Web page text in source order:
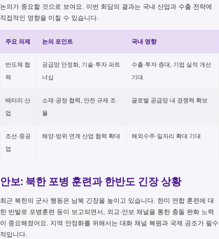
논의가 중요할 것으로 보여요. 이번 회담의 결과는 국내 산업과 수출 전략에
직접적인 영향을 미칠 수 있습니다.
주요 의제 논의 포인트 국내 영향
반도체 협
력
공급망 안정화, 기술·투자 파트
너십
수출·투자 증대, 기업 실적 개선
기대
배터리 산
업
소재·공정 협력, 안전 규제 조
율
글로벌 공급망 내 경쟁력 확보
조선·중공
업
해양·방위 연계 산업 협력 확대 해외수주·일자리 확대 기대
안보: 북한 포병 훈련과 한반도 긴장 상황
최근 북한의 군사 행동은 남북 긴장을 높이고 있습니다. 한미 연합 훈련에 대
한 반발로 포병훈련 등이 보고되면서, 외교·안보 채널을 통한 충돌 완화 노력
이 중요해졌어요. 지역 안정화를 위해서는 대화 채널 복원과 국제 공조가 필수
적입니다.